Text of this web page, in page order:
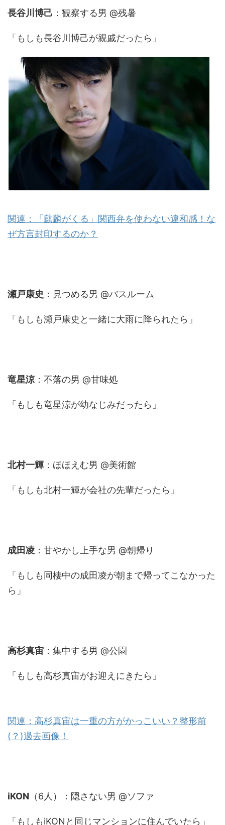
長谷川博己 ：観察する男 @残暑
「もしも長谷川博己が親戚だったら」
関連：「麒麟がくる」関西弁を使わない違和感！な
ぜ方言封印するのか？
瀬戸康史 ：見つめる男 @バスルーム
「もしも瀬戸康史と一緒に大雨に降られたら」
竜星涼：不落の男 @甘味処
「もしも竜星涼が幼なじみだったら」
北村一輝 ：ほほえむ男 @美術館
「もしも北村一輝が会社の先輩だったら」
成田凌 ：甘やかし上手な男 @朝帰り
「もしも同棲中の成田凌が朝まで帰ってこなかった
ら」
高杉真宙 ：集中する男 @公園
「もしも高杉真宙がお迎えにきたら」
関連：高杉真宙は一重の方がかっこいい？整形前
(？)過去画像！
iKON （6人）：隠さない男 @ソファ
「もしもiKONと同じマンションに住んでいたら」